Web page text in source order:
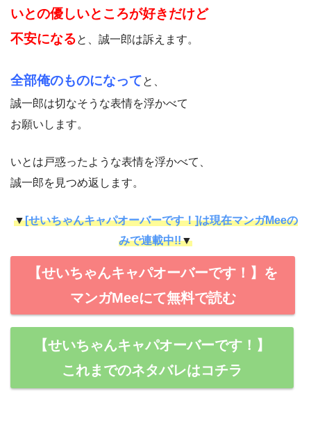
いとの優しいところが好きだけど
不安になると、誠一郎は訴えます。
全部俺のものになってと、
誠一郎は切なそうな表情を浮かべて
お願いします。
いとは戸惑ったような表情を浮かべて、
誠一郎を見つめ返します。
▼[せいちゃんキャパオーバーです！]は現在マンガMeeの
みで連載中!!▼
【せいちゃんキャパオーバーです！】を
マンガMeeにて無料で読む
【せいちゃんキャパオーバーです！】
これまでのネタバレはコチラ